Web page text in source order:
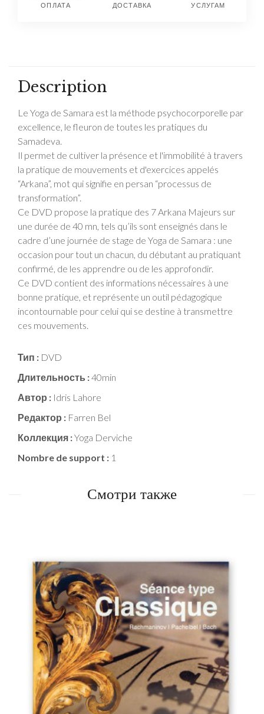
ОПЛАТА
ДОСТАВКА
УСЛУГАМ
Description
Le Yoga de Samara est la méthode psychocorporelle par
excellence, le fleuron de toutes les pratiques du
Samadeva.
Il permet de cultiver la présence et l'immobilité à travers
la pratique de mouvements et d'exercices appelés
“Arkana”, mot qui signifie en persan “processus de
transformation”.
Ce DVD propose la pratique des 7 Arkana Majeurs sur
une durée de 40 mn, tels qu’ils sont enseignés dans le
cadre d’une journée de stage de Yoga de Samara : une
occasion pour tout un chacun, du débutant au pratiquant
confirmé, de les apprendre ou de les approfondir.
Ce DVD contient des informations nécessaires à une
bonne pratique, et représente un outil pédagogique
incontournable pour celui qui se destine à transmettre
ces mouvements.
Тип : DVD
Длительность :40min
Автор : Idris Lahore
Редактор : Farren Bel
Коллекция :Yoga Derviche
Nombre de support : 1
Смотри также